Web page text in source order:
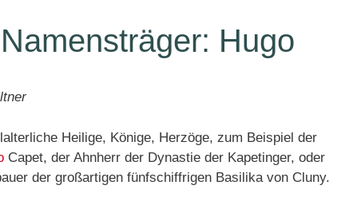
Hugo
Heilige, Könige, Herzöge, zum Beispiel der
Capet, der Ahnherr der Dynastie der Kapetinger, oder
der großartigen fünfschiffrigen Basilika von Cluny.